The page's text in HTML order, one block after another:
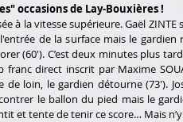
occasions de Lay-Bouxières !
à la vitesse supérieure. Gaël
de la surface mais le gardien
(60'). C’est deux minutes plus
franc direct inscrit par Maxime
de loin, le gardien détourne (73').
le ballon du pied mais le
et tente de tenir ce score… Mais